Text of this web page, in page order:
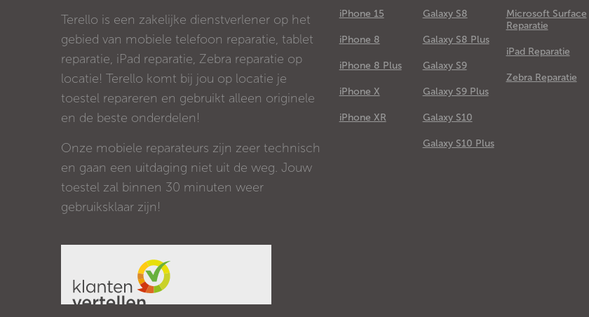
Terello is een zakelijke dienstverlener op het
gebied van mobiele telefoon reparatie, tablet
reparatie, iPad reparatie, Zebra reparatie op
locatie! Terello komt bij jou op locatie je
toestel repareren en gebruikt alleen originele
en de beste onderdelen!
Onze mobiele reparateurs zijn zeer technisch
en gaan een uitdaging niet uit de weg. Jouw
toestel zal binnen 30 minuten weer
gebruiksklaar zijn!
iPhone 15
iPhone 8
iPhone 8 Plus
iPhone X
iPhone XR
Galaxy S8
Galaxy S8 Plus
Galaxy S9
Galaxy S9 Plus
Galaxy S10
Galaxy S10 Plus
Microsoft Surface
Reparatie
iPad Reparatie
Zebra Reparatie